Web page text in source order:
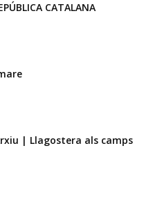
CATALANA
| Llagostera als camps